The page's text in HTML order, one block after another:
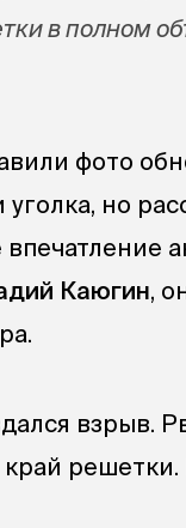
в полном
фото
но
Каюгин,
взрыв.